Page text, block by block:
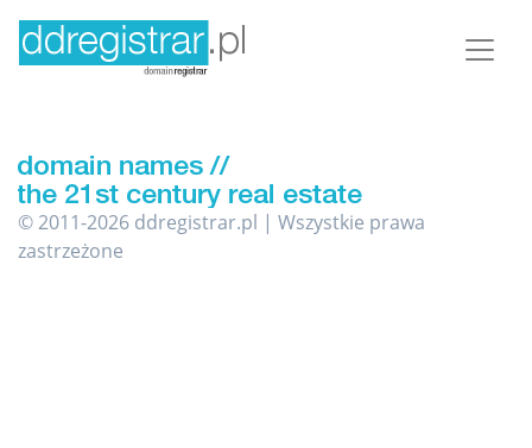
© 2011-2026 ddregistrar.pl | Wszystkie prawa
zastrzeżone